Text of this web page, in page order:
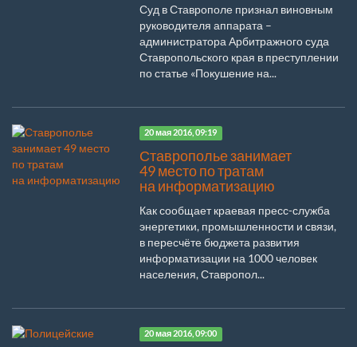
Суд в Ставрополе признал виновным
руководителя аппарата –
администратора Арбитражного суда
Ставропольского края в преступлении
по статье «Покушение на...
20 мая 2016, 09:19
Ставрополье занимает
49 место по тратам
на информатизацию
Как сообщает краевая пресс-служба
энергетики, промышленности и связи,
в пересчёте бюджета развития
информатизации на 1000 человек
населения, Ставропол...
20 мая 2016, 09:00